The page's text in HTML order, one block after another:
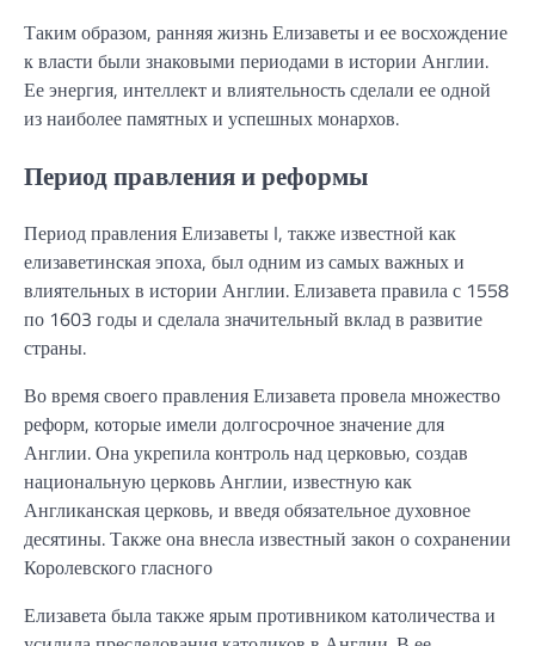
Таким образом, ранняя жизнь Елизаветы и ее восхождение
к власти были знаковыми периодами в истории Англии.
Ее энергия, интеллект и влиятельность сделали ее одной
из наиболее памятных и успешных монархов.
Период правления и реформы
Период правления Елизаветы I, также известной как
елизаветинская эпоха, был одним из самых важных и
влиятельных в истории Англии. Елизавета правила с 1558
по 1603 годы и сделала значительный вклад в развитие
страны.
Во время своего правления Елизавета провела множество
реформ, которые имели долгосрочное значение для
Англии. Она укрепила контроль над церковью, создав
национальную церковь Англии, известную как
Англиканская церковь, и введя обязательное духовное
десятины. Также она внесла известный закон о сохранении
Королевского гласного
Елизавета была также ярым противником католичества и